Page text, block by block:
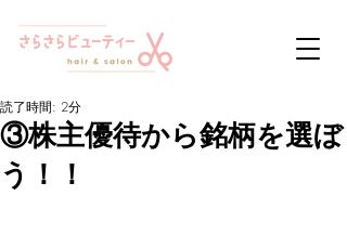
③株主優待から銘柄を選ぼ
う！！
読了時間: 2分